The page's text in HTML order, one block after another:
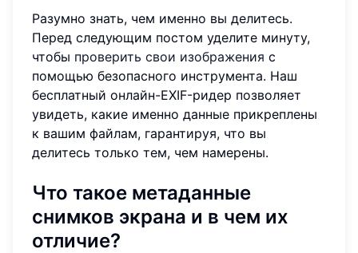
Разумно знать, чем именно вы делитесь.
Перед следующим постом уделите минуту,
чтобы проверить свои изображения с
помощью безопасного инструмента. Наш
бесплатный онлайн-EXIF-ридер позволяет
увидеть, какие именно данные прикреплены
к вашим файлам, гарантируя, что вы
делитесь только тем, чем намерены.
Что такое метаданные
снимков экрана и в чем их
отличие?